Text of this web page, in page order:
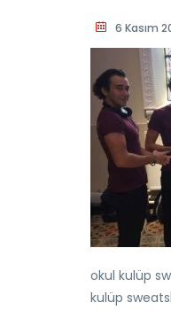
6 Kasım
okul kulüp
kulüp